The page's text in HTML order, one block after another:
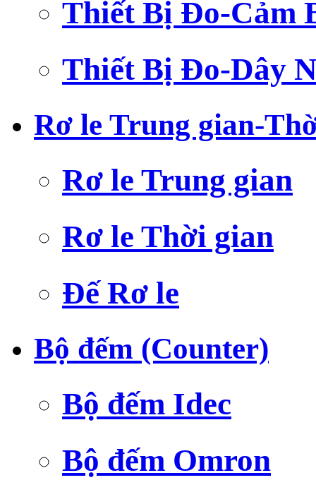
Thiết Bị Đo-Cảm
Thiết Bị Đo-Dây
Rơ le Trung gian-
Rơ le Trung gian
Rơ le Thời gian
Đế Rơ le
Bộ đếm (Counter)
Bộ đếm Idec
Bộ đếm Omron